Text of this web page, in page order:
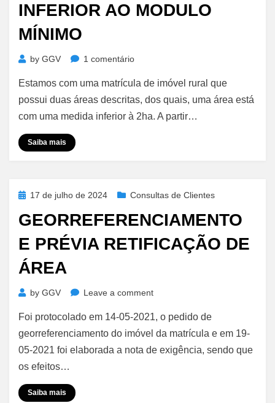
INFERIOR AO MODULO
MÍNIMO
by GGV 1 comentárioem
Rural
C/
Área
Estamos com uma matrícula de imóvel rural que
possui duas áreas descritas, dos quais, uma área está
com uma medida inferior à 2ha. A partir…
Saiba mais
Posted17 de julho de 2024 Consultas de Clientes
GEORREFERENCIAMENTO
E PRÉVIA RETIFICAÇÃO DE
ÁREA
by GGV Leave a commenton
e
Prévia
Retificação
Foi protocolado em 14-05-2021, o pedido de
georreferenciamento do imóvel da matrícula e em 19-
05-2021 foi elaborada a nota de exigência, sendo que
os efeitos…
Saiba mais